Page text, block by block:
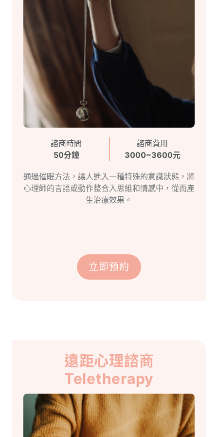
諮商時間
50分鐘
諮商費用
3000~3600元
通過催眠方法，讓人進入一種特殊的意識狀態，將
心理師的言語或動作整合入思維和情感中，從而產
生治療效果。
立即預約
遠距心理諮商
Teletherapy